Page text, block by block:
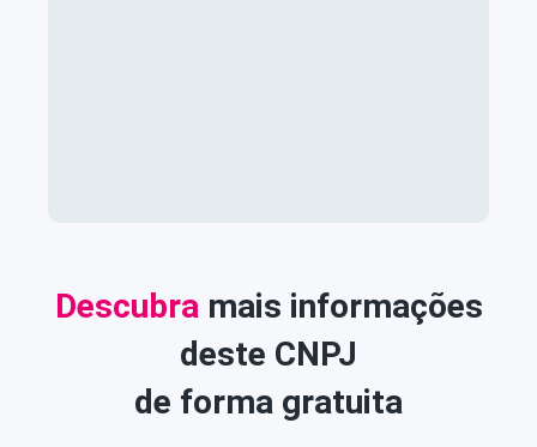
Descubra mais informações
deste CNPJ
de forma gratuita